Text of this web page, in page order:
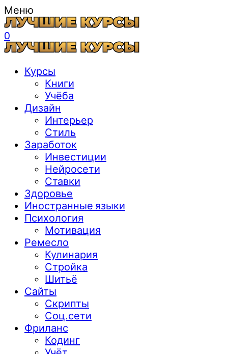
Меню
0
Курсы
Книги
Учёба
Дизайн
Интерьер
Стиль
Заработок
Инвестиции
Нейросети
Ставки
Здоровье
Иностранные языки
Психология
Мотивация
Ремесло
Кулинария
Стройка
Шитьё
Сайты
Скрипты
Соц.сети
Фриланс
Кодинг